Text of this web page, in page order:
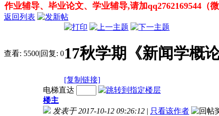
作业辅导、毕业论文、学业辅导,请加qq2762169544（
返回列表
查看: 5500|回复: 017秋学期《新闻学概
[复制链接]
电梯直达
楼主
发表于 2017-10-12 09:26:12 | 只看该作者